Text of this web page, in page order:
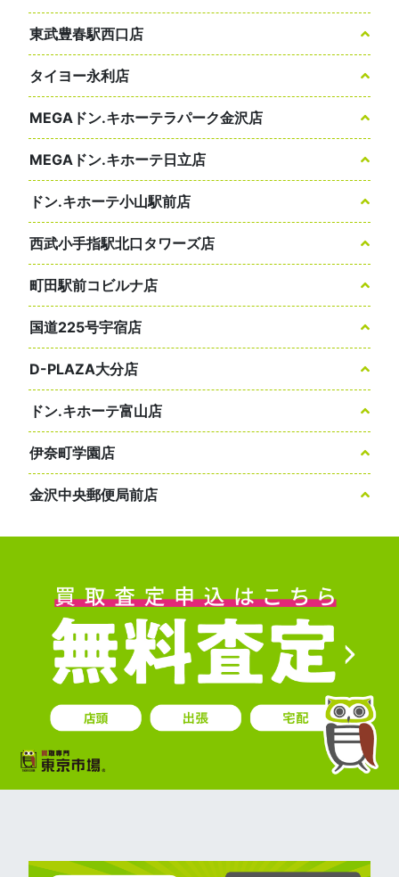
東武豊春駅西口店
タイヨー永利店
MEGAドン.キホーテラパーク金沢店
MEGAドン.キホーテ日立店
ドン.キホーテ小山駅前店
西武小手指駅北口タワーズ店
町田駅前コビルナ店
国道225号宇宿店
D-PLAZA大分店
ドン.キホーテ富山店
伊奈町学園店
金沢中央郵便局前店